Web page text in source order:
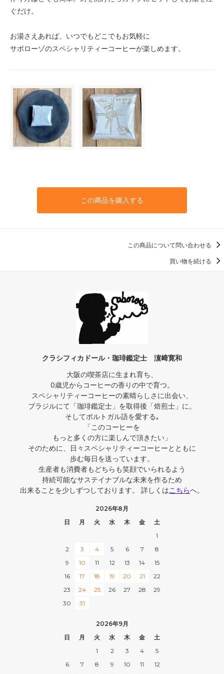
ぐだけ。
お湯さえあれば、いつでもどこでもお気軽に
サボローゾのスペシャリティーコーヒーが楽しめます。
この商品を購入する
この商品について問い合わせる
買い物を続ける
クラシフィカドール・珈琲鑑定士 濵﨑寛和
大阪の喫茶店に生まれ育ち、
0歳児からコーヒーの香りの中で育つ。
スペシャリティーコーヒーの素晴らしさに出会い、
ブラジルにて「珈琲鑑定士」を取得後「焙煎士」に。
そしてポルトガル語を愛する｡
「このコーヒーを
もっと多くの方に楽しんで頂きたい」
そのために、日々スペシャリティーコーヒーとともに
歩む毎日を送っています。
生産者も消費者もどちらも笑顔でいられるよう
持続可能なサステイナブルな未来を作るため
出来ることを少しずつしております。 詳しくはこちらへ。
2026年8月
日
月 火 水 木 金
土
1
2
3 4 5 6 7
8
9
10 11 12 13 14
15
16
17 18 19 20 21
22
23
24 25 26 27 28
29
30
31
2026年9月
日
月 火 水 木 金
土
1
2 3 4
5
6
7 8 9 10 11
12